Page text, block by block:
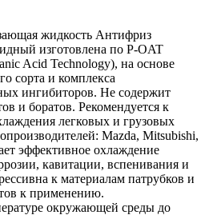
жидкость Антифриз
изготовлена по Р-OAT
Acid Technology), на основе
сорта и комплекса
ингибиторов. Не содержит
и боратов. Рекомендуется к
легковых и грузовых
Mazda, Mitsubishi,
эффективное охлаждение
кавитации, вспенивания и
к материалам патрубков и
к применению.
окружающей среды до